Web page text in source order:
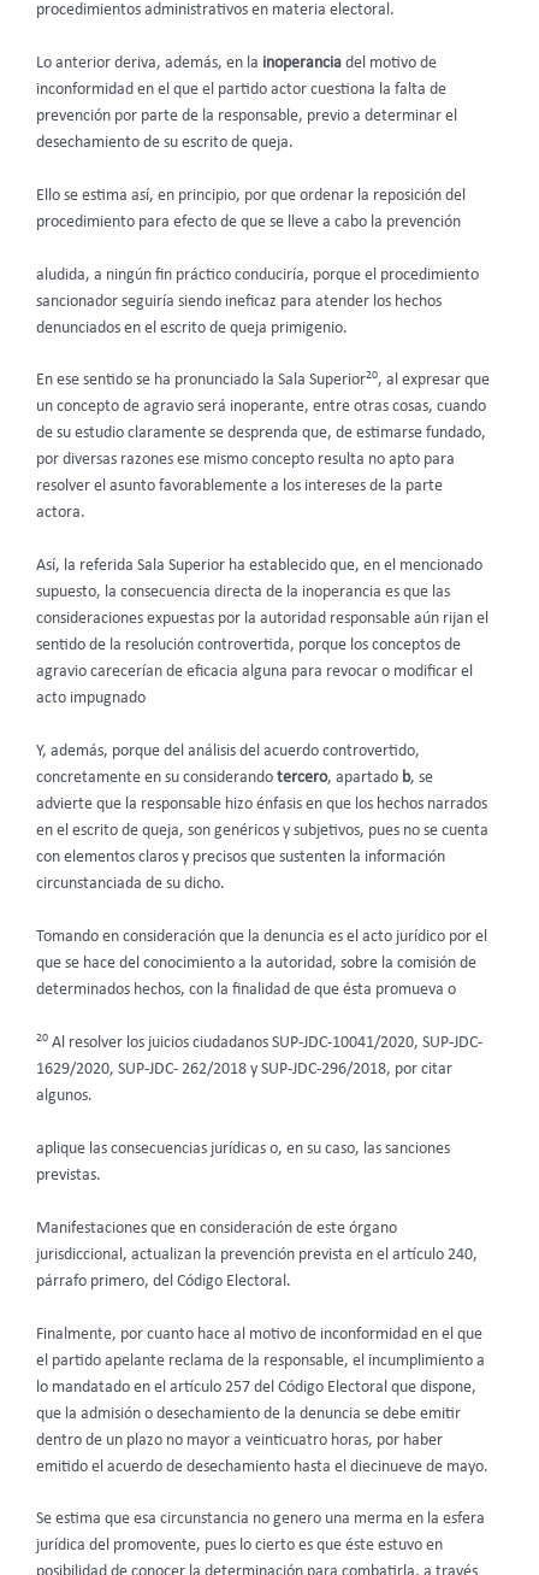
procedimientos administrativos en materia electoral.
Lo anterior deriva, además, en la inoperancia del motivo de
inconformidad en el que el partido actor cuestiona la falta de
prevención por parte de la responsable, previo a determinar el
desechamiento de su escrito de queja.
Ello se estima así, en principio, por que ordenar la reposición del
procedimiento para efecto de que se lleve a cabo la prevención
aludida, a ningún fin práctico conduciría, porque el procedimiento
sancionador seguiría siendo ineficaz para atender los hechos
denunciados en el escrito de queja primigenio.
En ese sentido se ha pronunciado la Sala Superior20, al expresar que
un concepto de agravio será inoperante, entre otras cosas, cuando
de su estudio claramente se desprenda que, de estimarse fundado,
por diversas razones ese mismo concepto resulta no apto para
resolver el asunto favorablemente a los intereses de la parte
actora.
Así, la referida Sala Superior ha establecido que, en el mencionado
supuesto, la consecuencia directa de la inoperancia es que las
consideraciones expuestas por la autoridad responsable aún rijan el
sentido de la resolución controvertida, porque los conceptos de
agravio carecerían de eficacia alguna para revocar o modificar el
acto impugnado
Y, además, porque del análisis del acuerdo controvertido,
concretamente en su considerando tercero, apartado b, se
advierte que la responsable hizo énfasis en que los hechos narrados
en el escrito de queja, son genéricos y subjetivos, pues no se cuenta
con elementos claros y precisos que sustenten la información
circunstanciada de su dicho.
Tomando en consideración que la denuncia es el acto jurídico por el
que se hace del conocimiento a la autoridad, sobre la comisión de
determinados hechos, con la finalidad de que ésta promueva o
20 Al resolver los juicios ciudadanos SUP-JDC-10041/2020, SUP-JDC-
1629/2020, SUP-JDC- 262/2018 y SUP-JDC-296/2018, por citar
algunos.
aplique las consecuencias jurídicas o, en su caso, las sanciones
previstas.
Manifestaciones que en consideración de este órgano
jurisdiccional, actualizan la prevención prevista en el artículo 240,
párrafo primero, del Código Electoral.
Finalmente, por cuanto hace al motivo de inconformidad en el que
el partido apelante reclama de la responsable, el incumplimiento a
lo mandatado en el artículo 257 del Código Electoral que dispone,
que la admisión o desechamiento de la denuncia se debe emitir
dentro de un plazo no mayor a veinticuatro horas, por haber
emitido el acuerdo de desechamiento hasta el diecinueve de mayo.
Se estima que esa circunstancia no genero una merma en la esfera
jurídica del promovente, pues lo cierto es que éste estuvo en